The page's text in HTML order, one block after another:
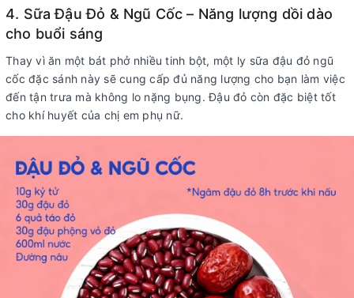
4. Sữa Đậu Đỏ & Ngũ Cốc – Năng lượng dồi dào
cho buổi sáng
Thay vì ăn một bát phở nhiều tinh bột, một ly sữa đậu đỏ ngũ
cốc đặc sánh này sẽ cung cấp đủ năng lượng cho bạn làm việc
đến tận trưa mà không lo nặng bụng. Đậu đỏ còn đặc biệt tốt
cho khí huyết của chị em phụ nữ.